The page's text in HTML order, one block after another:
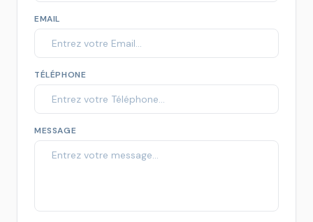
EMAIL
TÉLÉPHONE
MESSAGE